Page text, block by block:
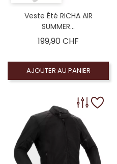
Veste Été RICHA AIR
SUMMER...
199,90 CHF
AJOUTER AU PANIER